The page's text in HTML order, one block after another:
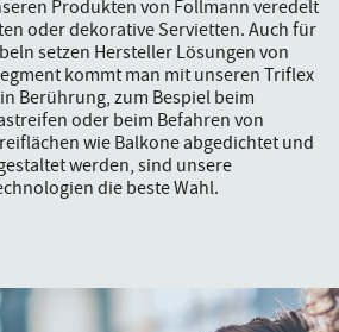
Produkten von Follmann veredelt
oder dekorative Servietten. Auch für
setzen Hersteller Lösungen von
kommt man mit unseren Triflex
Berührung, zum Bespiel beim
oder beim Befahren von
wie Balkone abgedichtet und
werden, sind unsere
die beste Wahl.